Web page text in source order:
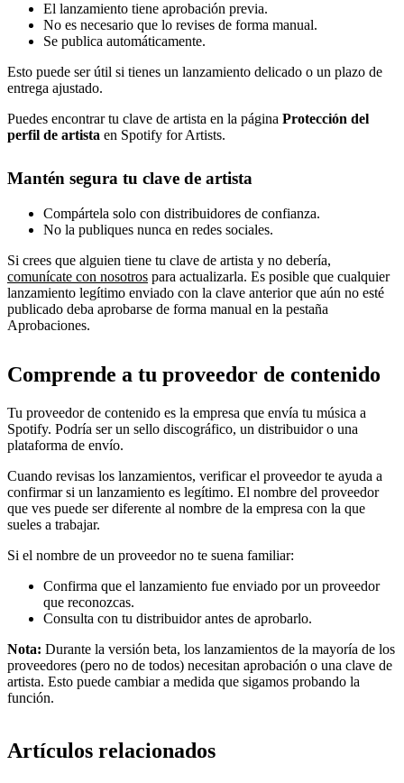
El lanzamiento tiene aprobación previa.
No es necesario que lo revises de forma manual.
Se publica automáticamente.
Esto puede ser útil si tienes un lanzamiento delicado o un plazo de
entrega ajustado.
Puedes encontrar tu clave de artista en la página Protección del
perfil de artista en Spotify for Artists.
Mantén segura tu clave de artista
Compártela solo con distribuidores de confianza.
No la publiques nunca en redes sociales.
Si crees que alguien tiene tu clave de artista y no debería,
comunícate con nosotros para actualizarla. Es posible que cualquier
lanzamiento legítimo enviado con la clave anterior que aún no esté
publicado deba aprobarse de forma manual en la pestaña
Aprobaciones.
Comprende a tu proveedor de contenido
Tu proveedor de contenido es la empresa que envía tu música a
Spotify. Podría ser un sello discográfico, un distribuidor o una
plataforma de envío.
Cuando revisas los lanzamientos, verificar el proveedor te ayuda a
confirmar si un lanzamiento es legítimo. El nombre del proveedor
que ves puede ser diferente al nombre de la empresa con la que
sueles a trabajar.
Si el nombre de un proveedor no te suena familiar:
Confirma que el lanzamiento fue enviado por un proveedor
que reconozcas.
Consulta con tu distribuidor antes de aprobarlo.
Nota: Durante la versión beta, los lanzamientos de la mayoría de los
proveedores (pero no de todos) necesitan aprobación o una clave de
artista. Esto puede cambiar a medida que sigamos probando la
función.
Artículos relacionados